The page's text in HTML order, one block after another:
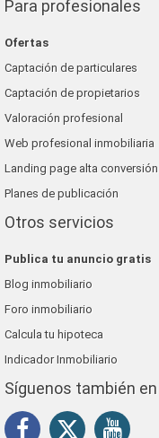
Para profesionales
Ofertas
Captación de particulares
Captación de propietarios
Valoración profesional
Web profesional inmobiliaria
Landing page alta conversión
Planes de publicación
Otros servicios
Publica tu anuncio gratis
Blog inmobiliario
Foro inmobiliario
Calcula tu hipoteca
Indicador Inmobiliario
Síguenos también en